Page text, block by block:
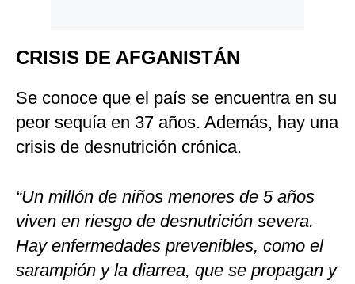
CRISIS DE AFGANISTÁN
Se conoce que el país se encuentra en su
peor sequía en 37 años. Además, hay una
crisis de desnutrición crónica.
“Un millón de niños menores de 5 años
viven en riesgo de desnutrición severa.
Hay enfermedades prevenibles, como el
sarampión y la diarrea, que se propagan y